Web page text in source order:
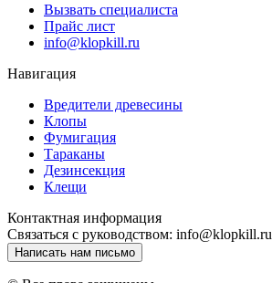
Вызвать специалиста
Прайс лист
info@klopkill.ru
Навигация
Вредители древесины
Клопы
Фумигация
Тараканы
Дезинсекция
Клещи
Контактная информация
Связаться с руководством: info@klopkill.ru
Написать нам письмо